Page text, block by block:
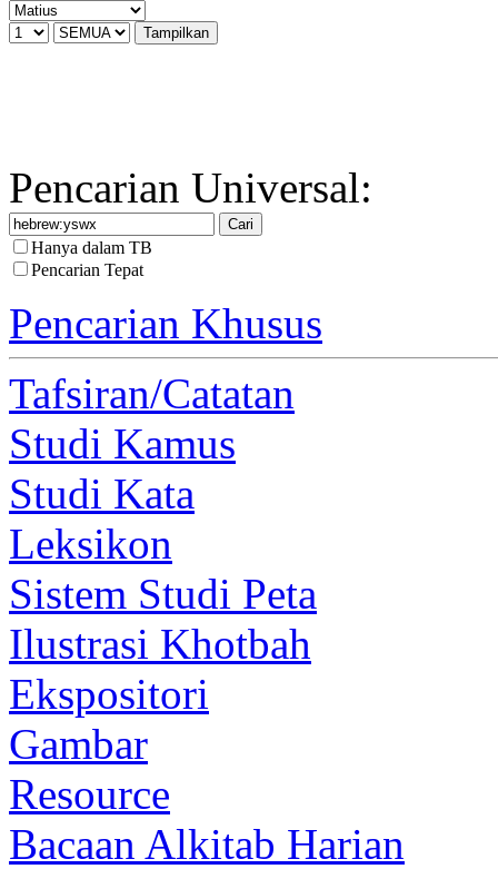
Pencarian Universal:
Hanya dalam TB
Pencarian Tepat
Pencarian Khusus
Tafsiran/Catatan
Studi Kamus
Studi Kata
Leksikon
Sistem Studi Peta
Ilustrasi Khotbah
Ekspositori
Gambar
Resource
Bacaan Alkitab Harian